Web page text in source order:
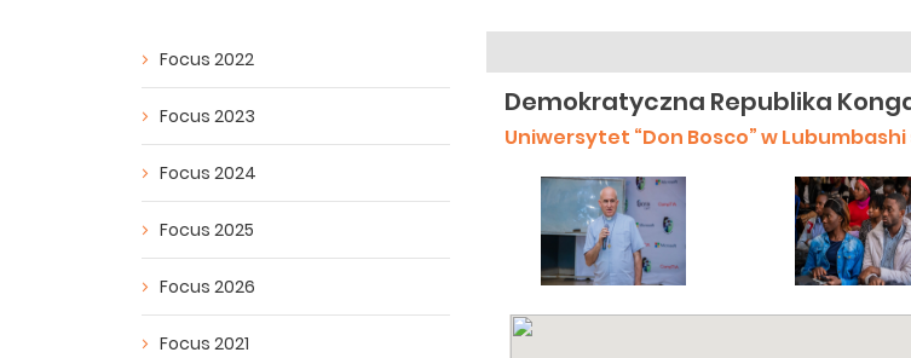
Focus 2022
Focus 2023
Focus 2024
Focus 2025
Focus 2026
Focus 2021
Demokratyczna Republika
Uniwersytet “Don Bosco” w